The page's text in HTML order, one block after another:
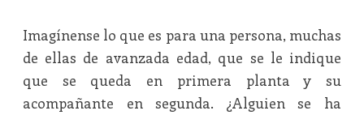
Imagínense lo que es para una persona, muchas
de ellas de avanzada edad, que se le indique
que se queda en primera planta y su
acompañante en segunda. ¿Alguien se ha